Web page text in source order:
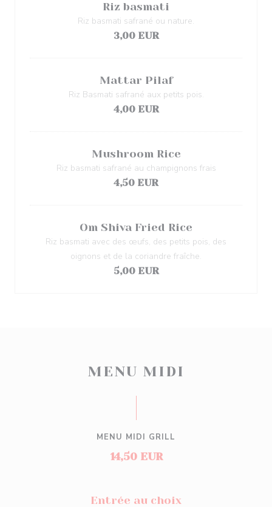
Riz basmati
Riz basmati safrané ou nature.
3,00 EUR
Mattar Pilaf
Riz Basmati safrané aux petits pois.
4,00 EUR
Mushroom Rice
Riz basmati safrané au champignons frais
4,50 EUR
Om Shiva Fried Rice
Riz basmati avec des œufs, des petits pois, des
oignons et de la coriandre fraîche.
5,00 EUR
MENU MIDI
MENU MIDI GRILL
14,50 EUR
Entrée au choix